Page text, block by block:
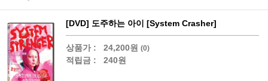
[DVD] 도주하는 아이 [System Crasher]
상품가 : 24,200원 (0)
적립금 : 240원